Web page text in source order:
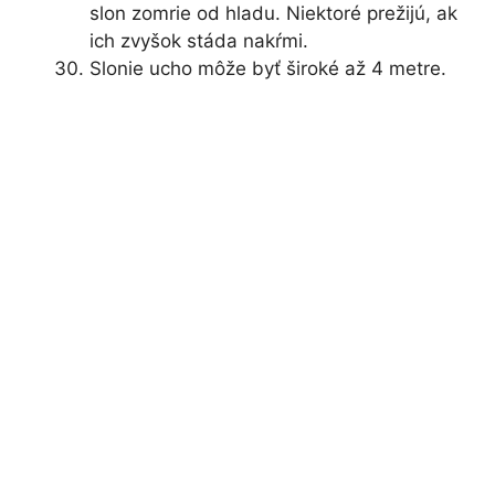
slon zomrie od hladu. Niektoré prežijú, ak
ich zvyšok stáda nakŕmi.
Slonie ucho môže byť široké až 4 metre.